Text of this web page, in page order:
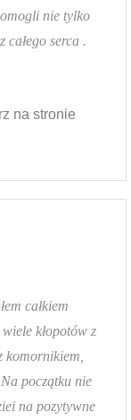
nie tylko
serca .
na stronie
całkiem
kłopotów z
komornikiem,
początku nie
na pozytywne